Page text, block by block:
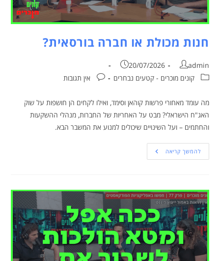
חנות מכולת או חברה בורסאית?
admin
20/07/2026
קונים מוכרים - קטעים נבחרים
אין תגובות
מה עומד מאחורי פרשות קוהאן וסימד, ואילו לקחים הן חושפות על שוק
האג"ח הישראלי? מבט על האחריות של החברות, מנהלי ההשקעות
והחתמים – ועל השינויים שיכולים למנוע את המשבר הבא.
להמשך קריאה